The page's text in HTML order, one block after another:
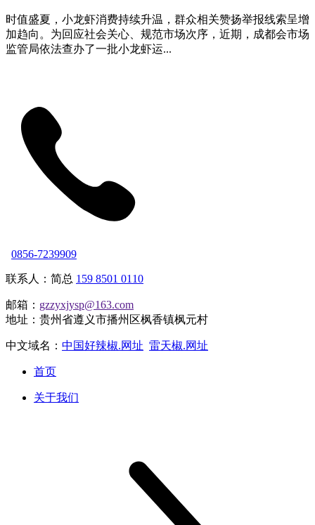
时值盛夏，小龙虾消费持续升温，群众相关赞扬举报线索呈增
加趋向。为回应社会关心、规范市场次序，近期，成都会市场
监管局依法查办了一批小龙虾运...
0856-7239909
联系人：简总 159 8501 0110
邮箱： gzzyxjysp@163.com
地址：贵州省遵义市播州区枫香镇枫元村
中文域名： 中国好辣椒.网址 雷天椒.网址
首页
关于我们